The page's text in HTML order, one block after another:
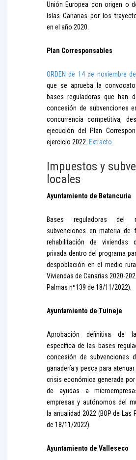
Unión Europea con origen o
Islas Canarias por los
en el año 2020.
Plan Corresponsables
ORDEN de 14 de noviembre
que se aprueba la
bases reguladoras que han
concesión de subvenciones
concurrencia competitiva,
ejecución del Plan
ejercicio 2022. Extracto.
Impuestos y
locales
Ayuntamiento de Betancuria
Bases reguladoras del
subvenciones en materia de
rehabilitación de viviendas
privada dentro del programa
despoblación en el medio
Viviendas de Canarias 2020-
Palmas nº139 de 18/11/2022).
Ayuntamiento de Tuineje
Aprobación definitiva de
específica de las bases
concesión de subvenciones
ganadería y pesca para
crisis económica generada
de ayudas a
empresas y autónomos del
la anualidad 2022 (BOP de Las
de 18/11/2022).
Ayuntamiento de Valleseco